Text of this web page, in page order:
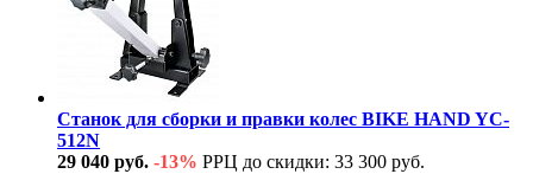
Станок для сборки и правки колес BIKE HAND YC-
512N
29 040 руб. -13% РРЦ до скидки: 33 300 руб.